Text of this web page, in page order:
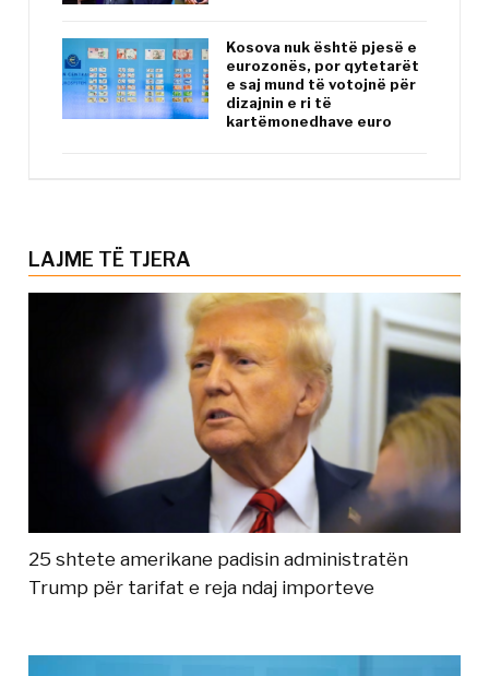
Kosova nuk është pjesë e
eurozonës, por qytetarët
e saj mund të votojnë për
dizajnin e ri të
kartëmonedhave euro
LAJME TË TJERA
25 shtete amerikane padisin administratën
Trump për tarifat e reja ndaj importeve